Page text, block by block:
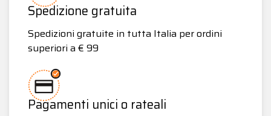
Spedizione gratuita
Spedizioni gratuite in tutta Italia per ordini
superiori a € 99
Pagamenti unici o rateali